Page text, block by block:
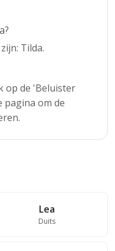
Tilda.
op de 'Beluister
pagina om de
Lea
Duits